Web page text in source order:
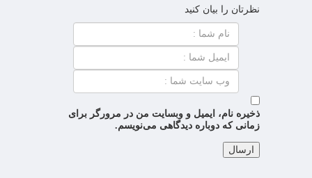
نظرتان را بیان کنید
ذخیره نام، ایمیل و وبسایت من در مرورگر برای
زمانی که دوباره دیدگاهی می‌نویسم.